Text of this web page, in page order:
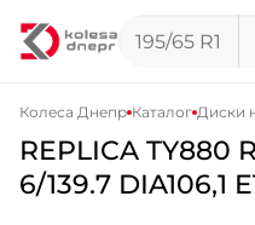
Колеса Днепр Каталог Диски
REPLICA TY880
6/139.7 DIA106,1